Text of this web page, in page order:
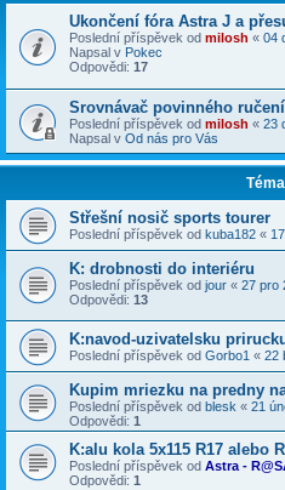
Ukončení fóra Astra J a
Poslední příspěvek od milosh « 04
Napsal v Pokec
Odpovědi: 17
Srovnávač povinného
Poslední příspěvek od milosh « 23
Napsal v Od nás pro Vás
Střešní nosič sports tourer
Poslední příspěvek od kuba182 «
K: drobnosti do interiéru
Poslední příspěvek od jour « 27 pro
Odpovědi: 13
K:navod-uzivatelsku
Poslední příspěvek od Gorbo1 « 22
Kupim mriezku na predny
Poslední příspěvek od blesk « 21
Odpovědi: 1
K:alu kola 5x115 R17 alebo
Poslední příspěvek od Astra -
Odpovědi: 1